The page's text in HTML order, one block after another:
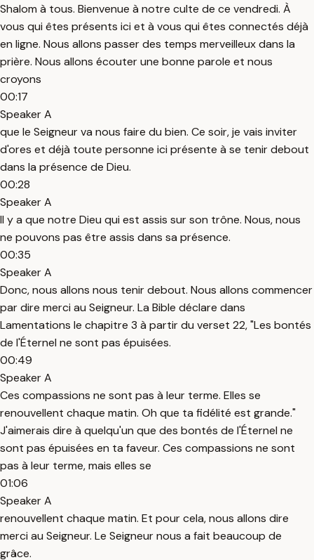
Shalom à tous. Bienvenue à notre culte de ce vendredi. À
vous qui êtes présents ici et à vous qui êtes connectés déjà
en ligne. Nous allons passer des temps merveilleux dans la
prière. Nous allons écouter une bonne parole et nous
croyons
00:17
Speaker A
que le Seigneur va nous faire du bien. Ce soir, je vais inviter
d'ores et déjà toute personne ici présente à se tenir debout
dans la présence de Dieu.
00:28
Speaker A
Il y a que notre Dieu qui est assis sur son trône. Nous, nous
ne pouvons pas être assis dans sa présence.
00:35
Speaker A
Donc, nous allons nous tenir debout. Nous allons commencer
par dire merci au Seigneur. La Bible déclare dans
Lamentations le chapitre 3 à partir du verset 22, "Les bontés
de l'Éternel ne sont pas épuisées.
00:49
Speaker A
Ces compassions ne sont pas à leur terme. Elles se
renouvellent chaque matin. Oh que ta fidélité est grande."
J'aimerais dire à quelqu'un que des bontés de l'Éternel ne
sont pas épuisées en ta faveur. Ces compassions ne sont
pas à leur terme, mais elles se
01:06
Speaker A
renouvellent chaque matin. Et pour cela, nous allons dire
merci au Seigneur. Le Seigneur nous a fait beaucoup de
grâce.